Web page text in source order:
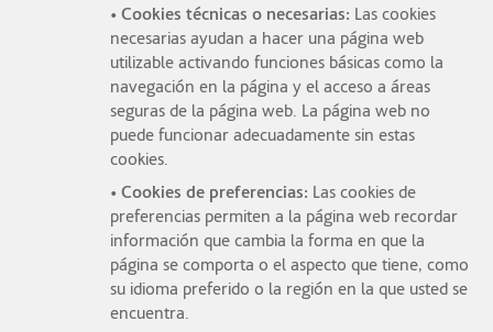
• Cookies técnicas o necesarias: Las cookies
necesarias ayudan a hacer una página web
utilizable activando funciones básicas como la
navegación en la página y el acceso a áreas
seguras de la página web. La página web no
puede funcionar adecuadamente sin estas
cookies.
• Cookies de preferencias: Las cookies de
preferencias permiten a la página web recordar
información que cambia la forma en que la
página se comporta o el aspecto que tiene, como
su idioma preferido o la región en la que usted se
encuentra.